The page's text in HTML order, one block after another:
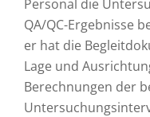
Personal die
QA/QC-Ergebnisse
er hat die
Lage und
Berechnungen der